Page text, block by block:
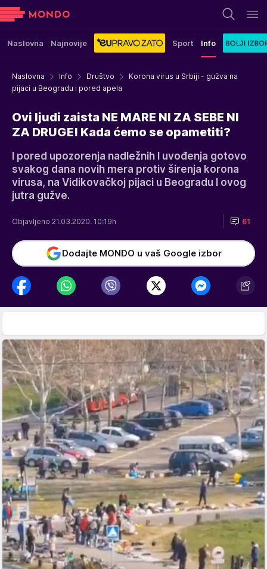
Naslovna Najnovije Sport Info
Naslovna Info Društvo
Korona virus u Srbiji - gužva na
pijaci u Beogradu i pored apela
Ovi ljudi zaista NE MARE NI ZA SEBE NI
ZA DRUGE! Kada ćemo se opametiti?
I pored upozorenja nadležnih I uvođenja gotovo
svakog dana novih mera protiv širenja korona
virusa, na Vidikovačkoj pijaci u Beogradu I ovog
jutra gužve.
Objavljeno 21.03.2020. 10:19h 61
Dodajte MONDO u vaš Google izbor